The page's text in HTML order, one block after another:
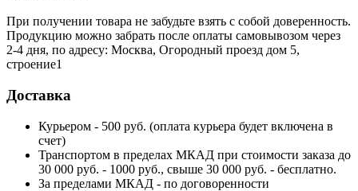
При получении товара не забудьте взять с собой доверенность.
Продукцию можно забрать после оплаты самовывозом через
2-4 дня, по адресу: Москва, Огородный проезд дом 5,
строение1
Доставка
Курьером - 500 руб. (оплата курьера будет включена в
счет)
Транспортом в пределах МКАД при стоимости заказа до
30 000 руб. - 1000 руб., свыше 30 000 руб. - бесплатно.
За пределами МКАД - по договоренности